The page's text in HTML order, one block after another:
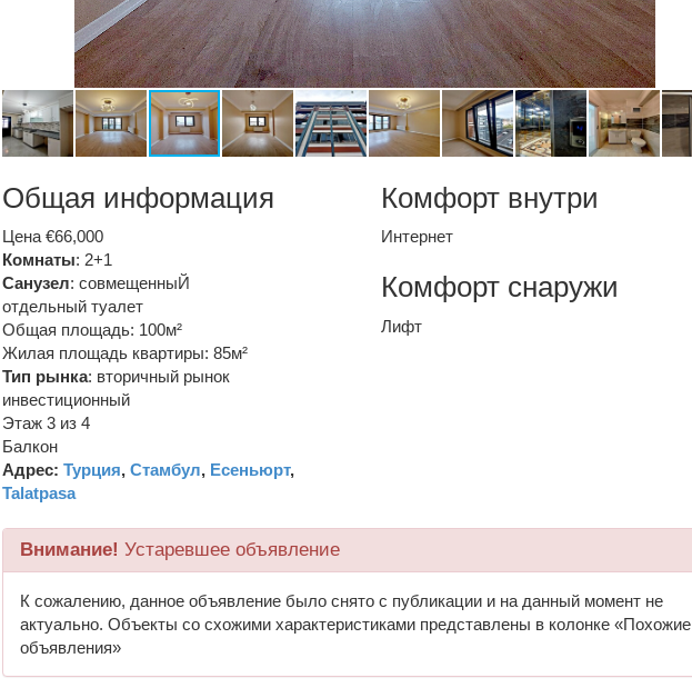
Общая информация
Цена €66,000
Комнаты: 2+1
Санузел: совмещенныЙ
отдельный туалет
Общая площадь: 100м²
Жилая площадь квартиры: 85м²
Тип рынка: вторичный рынок
инвестиционный
Этаж 3 из 4
Балкон
Адрес: Турция, Стамбул, Есеньюрт,
Talatpasa
Комфорт внутри
Интернет
Комфорт снаружи
Лифт
Внимание! Устаревшее объявление
К сожалению, данное объявление было снято с публикации и на данный момент не
актуально. Объекты со схожими характеристиками представлены в колонке «Похожие
объявления»